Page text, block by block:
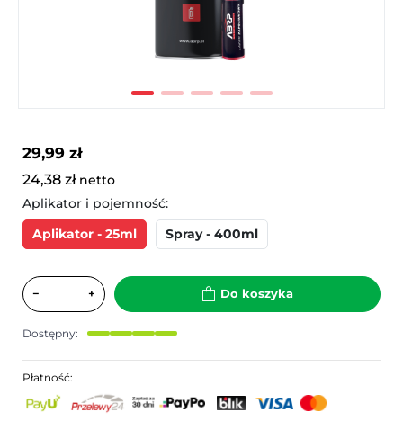
29,99 zł
24,38 zł netto
Aplikator i pojemność:
Aplikator - 25ml
Spray - 400ml
− + Do koszyka
Dostępny:
Płatność: